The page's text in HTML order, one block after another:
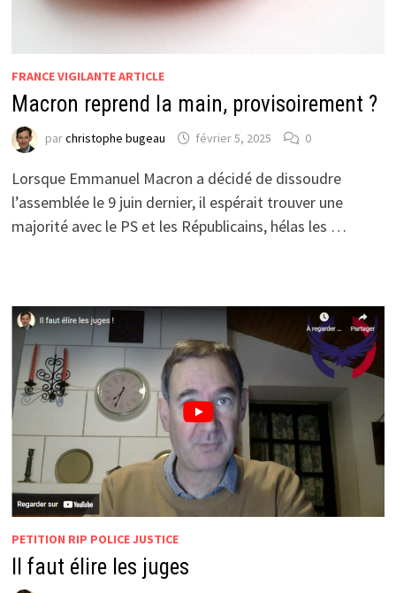
FRANCE VIGILANTE ARTICLE
Macron reprend la main, provisoirement ?
parchristophe bugeau février 5, 2025 0
Lorsque Emmanuel Macron a décidé de dissoudre
l’assemblée le 9 juin dernier, il espérait trouver une
majorité avec le PS et les Républicains, hélas les …
PETITION RIP POLICE JUSTICE
Il faut élire les juges